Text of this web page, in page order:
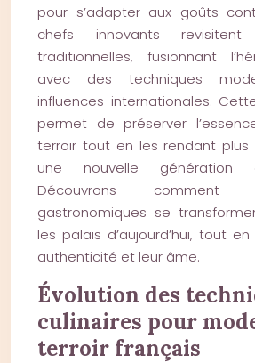
pour s’adapter aux goûts
chefs innovants
traditionnelles, fusionnant
avec des techniques
influences internationales.
permet de préserver
terroir tout en les rendant
une nouvelle génération
Découvrons
gastronomiques se
les palais d’aujourd’hui, tout
authenticité et leur âme.
Évolution des
culinaires pour
terroir français